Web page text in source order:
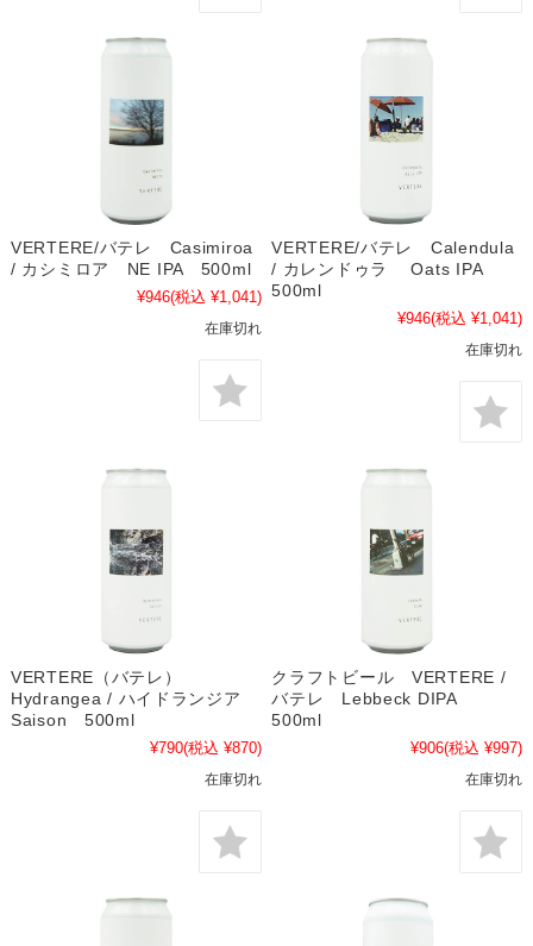
VERTERE/バテレ Casimiroa
/ カシミロア NE IPA 500ml
¥946(税込 ¥1,041)
在庫切れ
VERTERE/バテレ Calendula
/ カレンドゥラ Oats IPA
500ml
¥946(税込 ¥1,041)
在庫切れ
VERTERE（バテレ）
Hydrangea / ハイドランジア
Saison 500ml
¥790(税込 ¥870)
在庫切れ
クラフトビール VERTERE /
バテレ Lebbeck DIPA
500ml
¥906(税込 ¥997)
在庫切れ